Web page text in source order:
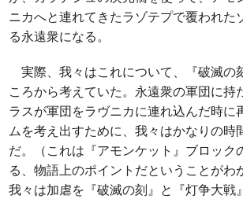
ニカへと連れてきたラゾテプで覆われた
る永遠衆になる。
実際、我々はこれについて、『破滅の
ころから考えていた。永遠衆の軍団に持
ラスが軍団をラヴニカに連れ込んだ時に
ムを考え出すために、我々はかなりの時
だ。（これは『アモンケット』ブロック
る、物語上のポイントだということがわ
我々は加虐を『破滅の刻』と『灯争大戦